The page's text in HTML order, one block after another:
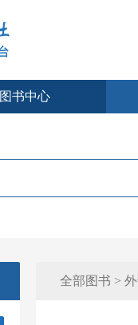
图书中心
全部图书 >